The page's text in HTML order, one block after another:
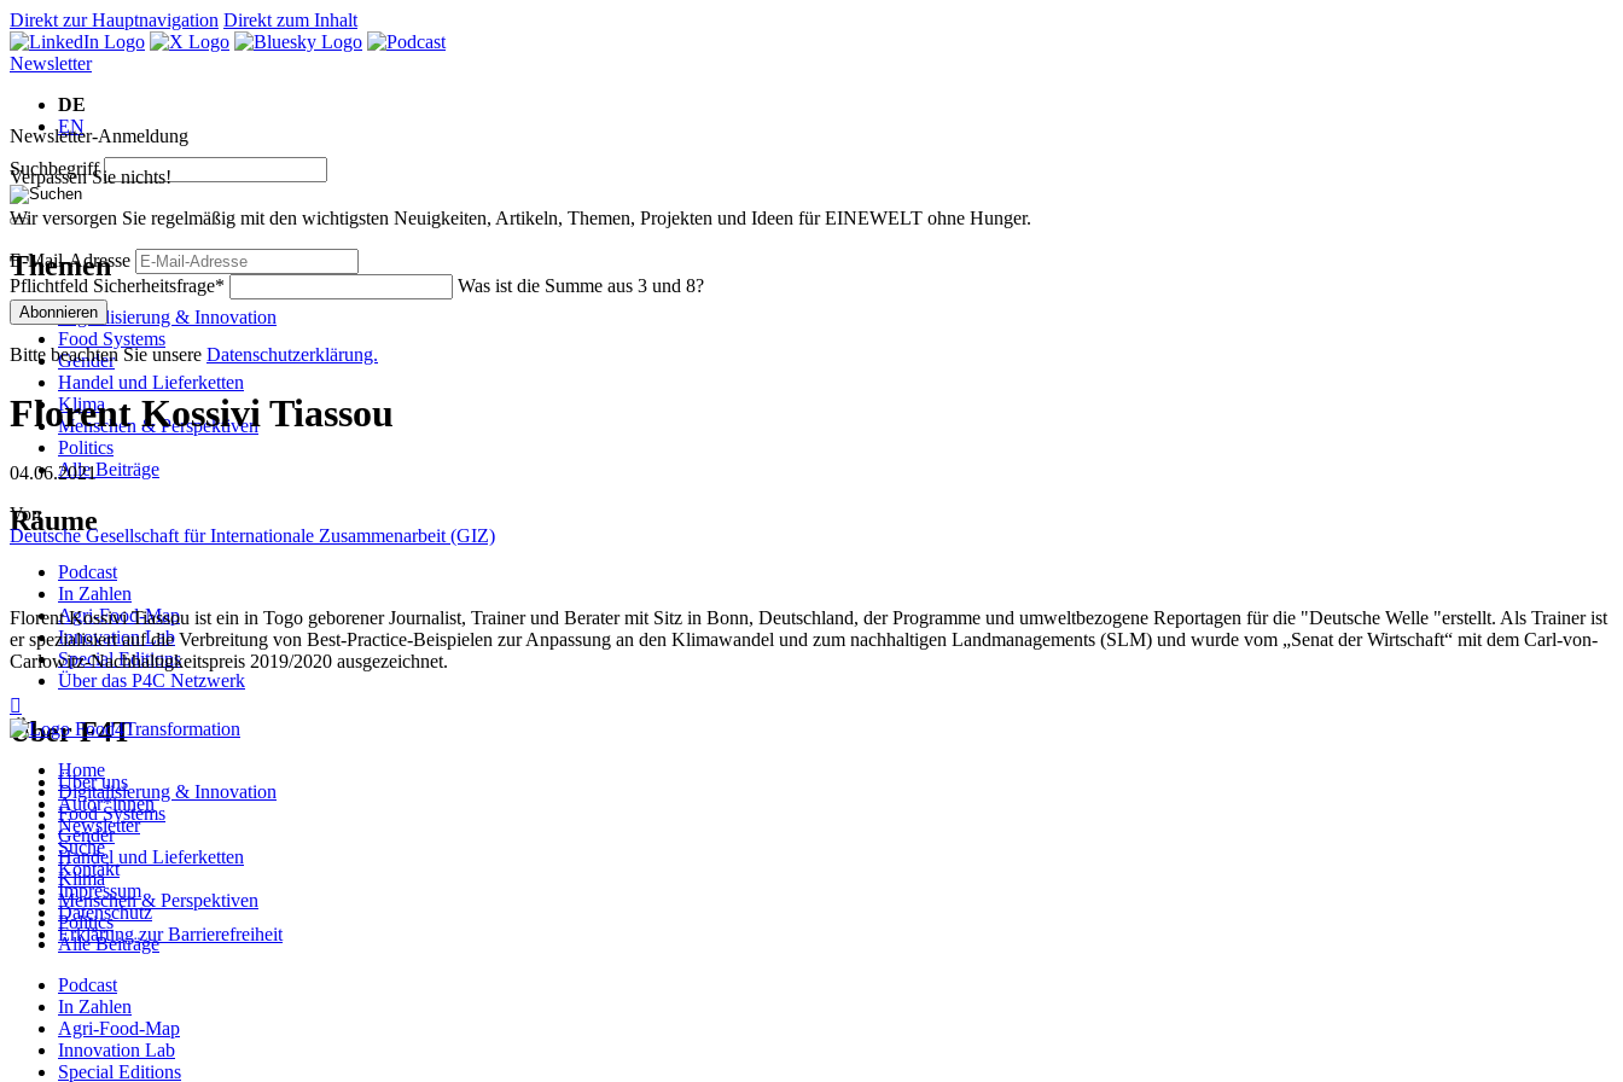
Direkt zur Hauptnavigation Direkt zum Inhalt
Newsletter
DE
EN
Suchbegriff
Themen
Digitalisierung & Innovation
Food Systems
Gender
Handel und Lieferketten
Klima
Menschen & Perspektiven
Politics
Alle Beiträge
Räume
Podcast
In Zahlen
Agri-Food-Map
Innovation Lab
Special Editions
Über das P4C Netzwerk
Über F4T
Über uns
Autor*innen
Newsletter
Suche
Kontakt
Impressum
Datenschutz
Erklärung zur Barrierefreiheit
Newsletter-Anmeldung
Verpassen Sie nichts!
Wir versorgen Sie regelmäßig mit den wichtigsten Neuigkeiten, Artikeln, Themen, Projekten und Ideen für EINEWELT ohne Hunger.
E-Mail-Adresse
Pflichtfeld Sicherheitsfrage* Was ist die Summe aus 3 und 8?
Abonnieren
Bitte beachten Sie unsere Datenschutzerklärung.
Florent Kossivi Tiassou
04.06.2021
Von
Deutsche Gesellschaft für Internationale Zusammenarbeit (GIZ)
Florent Kossivi Tiassou ist ein in Togo geborener Journalist, Trainer und Berater mit Sitz in Bonn, Deutschland, der Programme und umweltbezogene Reportagen für die "Deutsche Welle "erstellt. Als Trainer ist
er spezialisiert auf die Verbreitung von Best-Practice-Beispielen zur Anpassung an den Klimawandel und zum nachhaltigen Landmanagements (SLM) und wurde vom „Senat der Wirtschaft“ mit dem Carl-von-
Carlowitz-Nachhaltigkeitspreis 2019/2020 ausgezeichnet.

Home
Digitalisierung & Innovation
Food Systems
Gender
Handel und Lieferketten
Klima
Menschen & Perspektiven
Politics
Alle Beiträge
Podcast
In Zahlen
Agri-Food-Map
Innovation Lab
Special Editions